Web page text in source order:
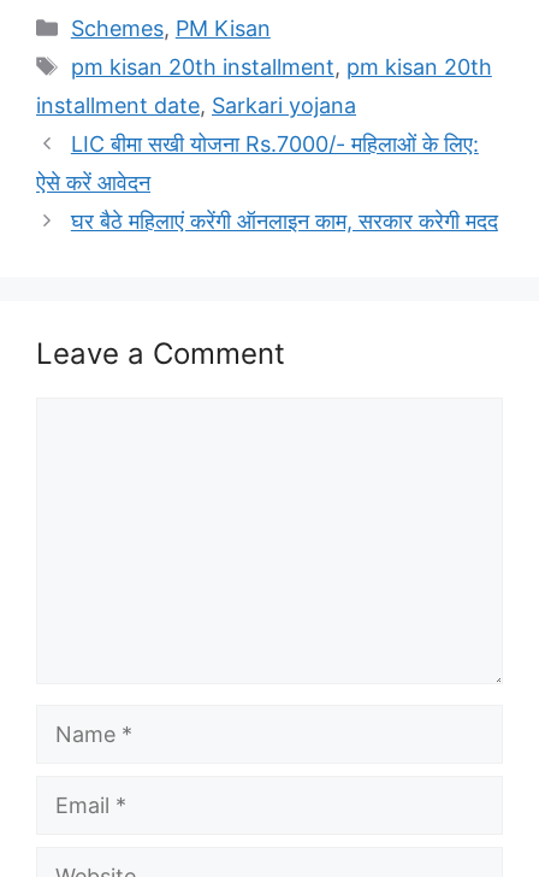
Categories
Schemes, PM Kisan
Tags
pm kisan 20th installment, pm kisan 20th
installment date, Sarkari yojana
LIC बीमा सखी योजना Rs.7000/- महिलाओं के लिए:
ऐसे करें आवेदन
घर बैठे महिलाएं करेंगी ऑनलाइन काम, सरकार करेगी मदद
Leave a Comment
Website